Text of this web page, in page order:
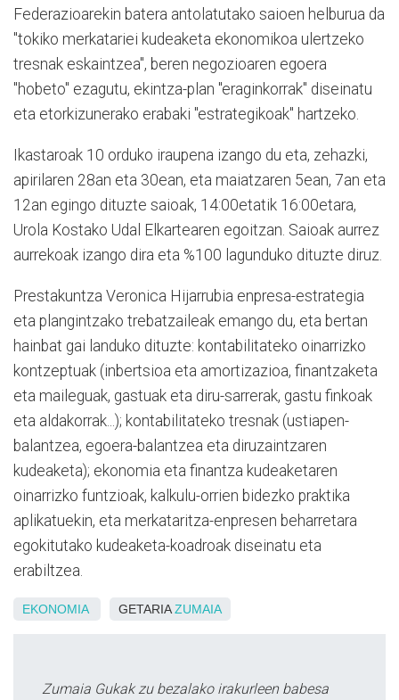
Federazioarekin batera antolatutako saioen helburua da
"tokiko merkatariei kudeaketa ekonomikoa ulertzeko
tresnak eskaintzea", beren negozioaren egoera
"hobeto" ezagutu, ekintza-plan "eraginkorrak" diseinatu
eta etorkizunerako erabaki "estrategikoak" hartzeko.
Ikastaroak 10 orduko iraupena izango du eta, zehazki,
apirilaren 28an eta 30ean, eta maiatzaren 5ean, 7an eta
12an egingo dituzte saioak, 14:00etatik 16:00etara,
Urola Kostako Udal Elkartearen egoitzan. Saioak aurrez
aurrekoak izango dira eta %100 lagunduko dituzte diruz.
Prestakuntza Veronica Hijarrubia enpresa-estrategia
eta plangintzako trebatzaileak emango du, eta bertan
hainbat gai landuko dituzte: kontabilitateko oinarrizko
kontzeptuak (inbertsioa eta amortizazioa, finantzaketa
eta maileguak, gastuak eta diru-sarrerak, gastu finkoak
eta aldakorrak...); kontabilitateko tresnak (ustiapen-
balantzea, egoera-balantzea eta diruzaintzaren
kudeaketa); ekonomia eta finantza kudeaketaren
oinarrizko funtzioak, kalkulu-orrien bidezko praktika
aplikatuekin, eta merkataritza-enpresen beharretara
egokitutako kudeaketa-koadroak diseinatu eta
erabiltzea.
EKONOMIA GETARIAZUMAIA
Zumaia Gukak zu bezalako irakurleen babesa